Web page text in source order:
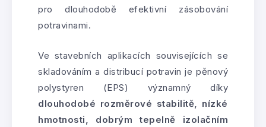
pro dlouhodobě efektivní zásobování
potravinami.
Ve stavebních aplikacích souvisejících se
skladováním a distribucí potravin je pěnový
polystyren (EPS) významný díky
dlouhodobé rozměrové stabilitě, nízké
hmotnosti, dobrým tepelně izolačním